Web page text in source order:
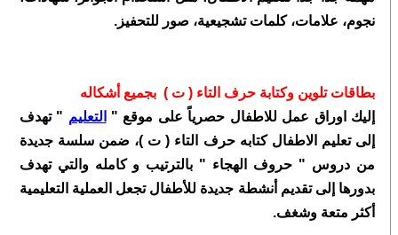
نجوم، علامات، كلمات تشجيعية، صور للتحفيز.
بطاقات تلوين وكتابة حرف التاء ( ت ) بجميع أشكاله
إليك اوراق عمل للاطفال حصرياً على موقع "
التعليم " تهدف
إلى تعليم الاطفال كتابه حرف التاء ( ت )، ضمن سلسة جديدة
من دروس " حروف الهجاء " بالترتيب و كامله والتي تهدف
بدورها إلى تقديم أنشطة جديدة للأطفال تجعل العملية التعليمية
أكثر متعة وشغف.